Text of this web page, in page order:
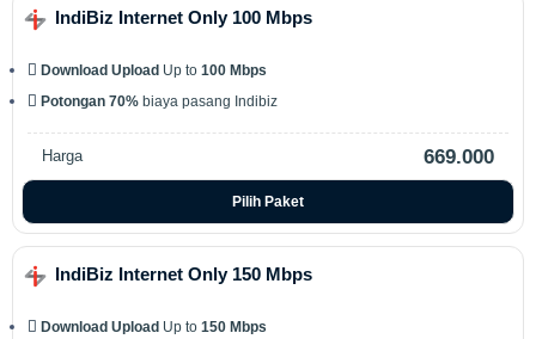
IndiBiz Internet Only 100 Mbps
Download Upload Up to 100 Mbps
Potongan 70% biaya pasang Indibiz
Harga 669.000
Pilih Paket
IndiBiz Internet Only 150 Mbps
Download Upload Up to 150 Mbps